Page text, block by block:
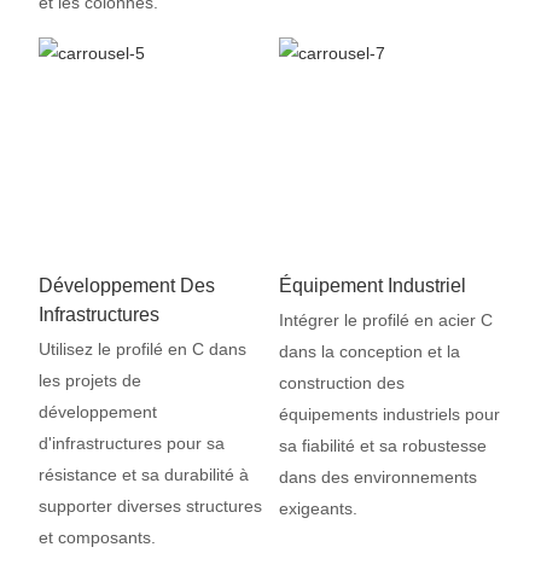
Développement Des
Infrastructures
Utilisez le profilé en C dans
les projets de
développement
d'infrastructures pour sa
résistance et sa durabilité à
supporter diverses structures
et composants.
Équipement Industriel
Intégrer le profilé en acier C
dans la conception et la
construction des
équipements industriels pour
sa fiabilité et sa robustesse
dans des environnements
exigeants.